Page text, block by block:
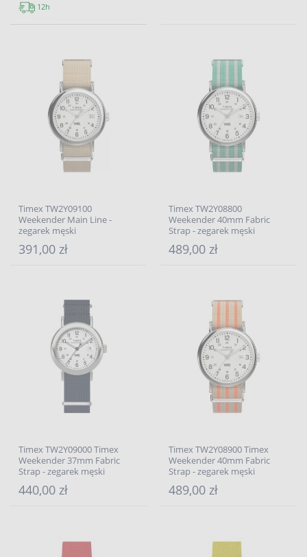
12h
Timex TW2Y09100
Weekender Main Line -
zegarek męski
391,00 zł
Timex TW2Y08800
Weekender 40mm Fabric
Strap - zegarek męski
489,00 zł
Timex TW2Y09000 Timex
Weekender 37mm Fabric
Strap - zegarek męski
440,00 zł
Timex TW2Y08900 Timex
Weekender 40mm Fabric
Strap - zegarek męski
489,00 zł